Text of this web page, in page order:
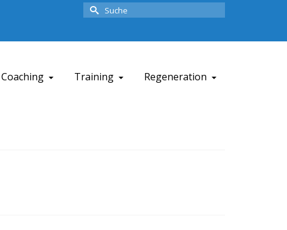
Suche
nach:
Coaching Training Regeneration